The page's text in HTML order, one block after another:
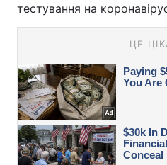
тестування на